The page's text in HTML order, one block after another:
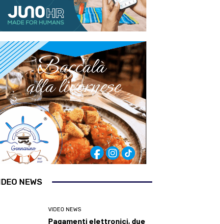
NEWS
VIDEO NEWS
Pagamenti elettronici, due